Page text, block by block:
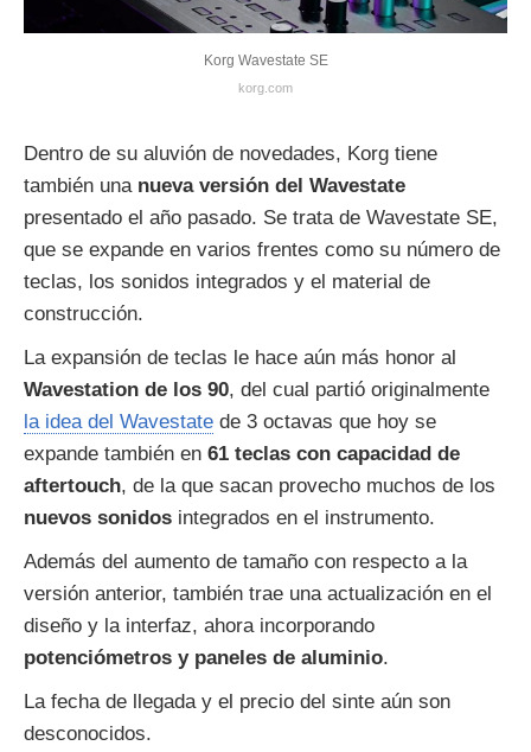
Korg Wavestate SE
korg.com
Dentro de su aluvión de novedades, Korg tiene
también una nueva versión del Wavestate
presentado el año pasado. Se trata de Wavestate SE,
que se expande en varios frentes como su número de
teclas, los sonidos integrados y el material de
construcción.
La expansión de teclas le hace aún más honor al
Wavestation de los 90, del cual partió originalmente
la idea del Wavestate de 3 octavas que hoy se
expande también en 61 teclas con capacidad de
aftertouch, de la que sacan provecho muchos de los
nuevos sonidos integrados en el instrumento.
Además del aumento de tamaño con respecto a la
versión anterior, también trae una actualización en el
diseño y la interfaz, ahora incorporando
potenciómetros y paneles de aluminio.
La fecha de llegada y el precio del sinte aún son
desconocidos.